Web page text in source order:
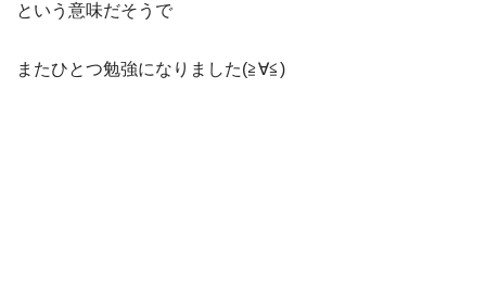
という意味だそうで
またひとつ勉強になりました(≧∀≦)